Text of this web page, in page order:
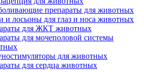
препараты для животных
и лосьоны для глаз и носа животных
для ЖКТ животных
для мочеполовой системы
для животных
для сердца животных